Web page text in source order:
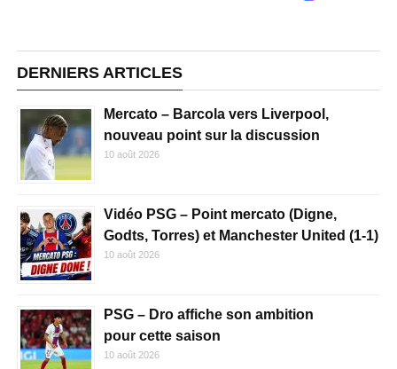
DERNIERS ARTICLES
Mercato – Barcola vers Liverpool,
nouveau point sur la discussion
10 août 2026
Vidéo PSG – Point mercato (Digne,
Godts, Torres) et Manchester United (1-1)
10 août 2026
PSG – Dro affiche son ambition
pour cette saison
10 août 2026